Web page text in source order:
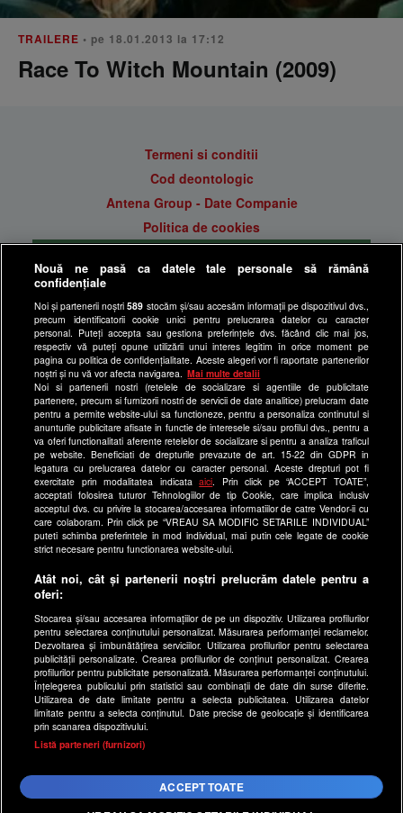
TRAILERE • pe 18.01.2013 la 17:12
Race To Witch Mountain (2009)
Termeni si conditii
Cod deontologic
Antena Group - Date Companie
Politica de cookies
Politica de confidentialitate
Anunturi gratuite pe Lajumate.ro
Ultimele Stiri
Program Happy Channel
Echipa editorială
Site-uri Antena Group
a1.ro
antenastars.ro
as.ro
catine.ro
chefi.ro
deparinti.ro
medicool.ro
spynews.ro
useit.ro
retetefeldefel.ro
zutv.ro
Trends AntenaPLAY
Acest site este creat si administrat de Digital Antena Group.
Nouă ne pasă ca datele tale personale să rămână
confidențiale
Noi și partenerii noștri589 stocăm și/sau accesăm informații pe dispozitivul dvs.,
precum identificatorii cookie unici pentru prelucrarea datelor cu caracter
personal. Puteți accepta sau gestiona preferințele dvs. făcând clic mai jos,
respectiv vă puteți opune utilizării unui interes legitim în orice moment pe
pagina cu politica de confidențialitate. Aceste alegeri vor fi raportate partenerilor
noștri și nu vă vor afecta navigarea.
Mai multe detalii
Noi si partenerii nostri (retelele de socializare si agentiile de publicitate
partenere, precum si furnizorii nostri de servicii de date analitice) prelucram date
pentru a permite website-ului sa functioneze, pentru a personaliza continutul si
anunturile publicitare afisate in functie de interesele si/sau profilul dvs., pentru a
va oferi functionalitati aferente retelelor de socializare si pentru a analiza traficul
pe website. Beneficiati de drepturile prevazute de art. 15-22 din GDPR in
legatura cu prelucrarea datelor cu caracter personal. Aceste drepturi pot fi
exercitate prin modalitatea indicataaici . Prin click pe “ACCEPT TOATE”,
acceptati folosirea tuturor Tehnologiilor de tip Cookie, care implica inclusiv
acceptul dvs. cu privire la stocarea/accesarea informatiilor de catre Vendor-ii cu
care colaboram. Prin click pe “VREAU SA MODIFIC SETARILE INDIVIDUAL”
puteti schimba preferintele in mod individual, mai putin cele legate de cookie
strict necesare pentru functionarea website-ului.
Atât noi, cât și partenerii noștri prelucrăm datele pentru a
oferi:
Stocarea și/sau accesarea informațiilor de pe un dispozitiv. Utilizarea profilurilor
pentru selectarea conținutului personalizat. Măsurarea performanței reclamelor.
Dezvoltarea și îmbunătățirea serviciilor. Utilizarea profilurilor pentru selectarea
publicității personalizate. Crearea profilurilor de conținut personalizat. Crearea
profilurilor pentru publicitate personalizată. Măsurarea performanței conținutului.
Înțelegerea publicului prin statistici sau combinații de date din surse diferite.
Utilizarea de date limitate pentru a selecta publicitatea. Utilizarea datelor
limitate pentru a selecta conținutul. Date precise de geolocație și identificarea
prin scanarea dispozitivului.
Listă parteneri (furnizori)
ACCEPT TOATE